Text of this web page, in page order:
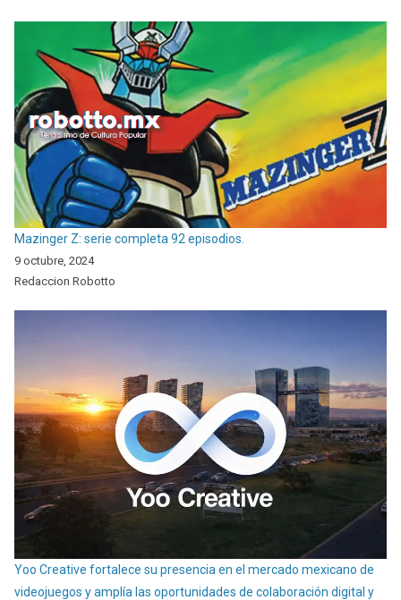
Mazinger Z: serie completa 92 episodios.
9 octubre, 2024
Redaccion Robotto
Yoo Creative fortalece su presencia en el mercado mexicano de
videojuegos y amplía las oportunidades de colaboración digital y